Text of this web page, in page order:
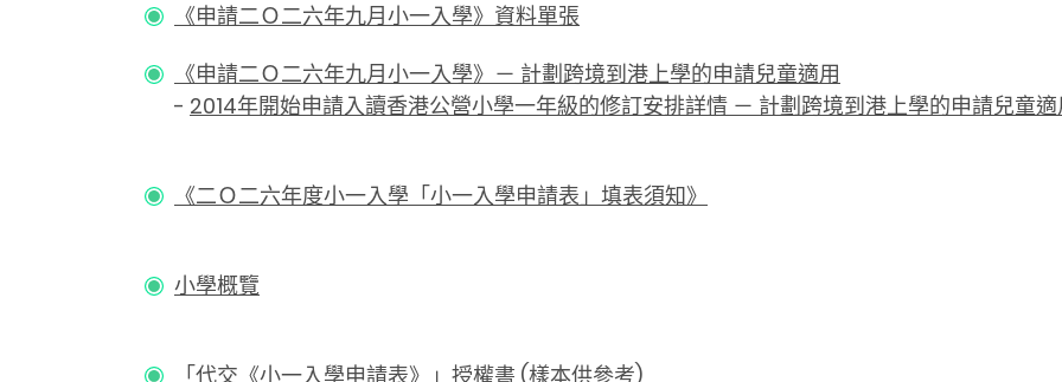
《申請二Ｏ二六年九月小一入學》資料單張
《申請二Ｏ二六年九月小一入學》－ 計劃跨境到港上學的申請兒童適用
- 2014年開始申請入讀香港公營小學一年級的修訂安排詳情 － 計劃跨境到港上學的申請兒童
《二Ｏ二六年度小一入學「小一入學申請表」填表須知》
小學概覽
「代交《小一入學申請表》」授權書 (樣本供參考)